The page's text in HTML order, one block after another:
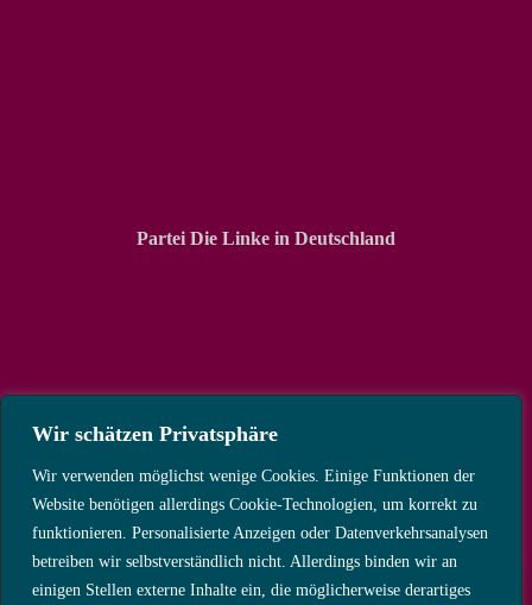
Wir schätzen Privatsphäre
Wir verwenden möglichst wenige Cookies. Einige Funktionen der
Website benötigen allerdings Cookie-Technologien, um korrekt zu
funktionieren. Personalisierte Anzeigen oder Datenverkehrsanalysen
betreiben wir selbstverständlich nicht. Allerdings binden wir an
einigen Stellen externe Inhalte ein, die möglicherweise derartiges
Partei Die Linke in Deutschland